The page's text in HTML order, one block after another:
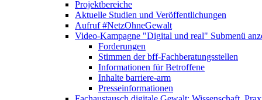
Projektbereiche
Aktuelle Studien und Veröffentlichungen
Aufruf #NetzOhneGewalt
Video-Kampagne "Digital und real" Submenü
Forderungen
Stimmen der bff-Fachberatungsstellen
Informationen für Betroffene
Inhalte barriere-arm
Presseinformationen